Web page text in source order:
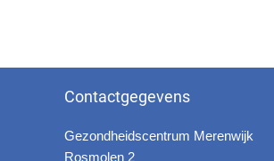
Contactgegevens
Gezondheidscentrum Merenwijk
Rosmolen 2